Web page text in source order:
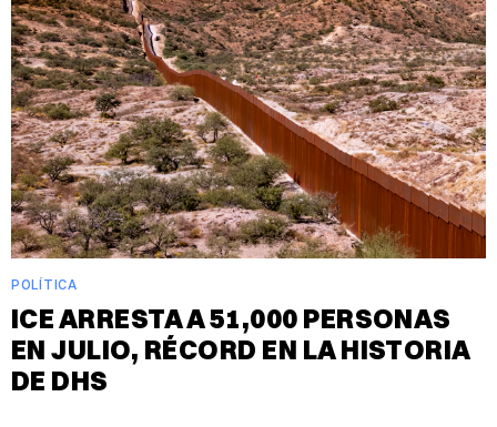
POLÍTICA
ICE ARRESTA A 51,000 PERSONAS
EN JULIO, RÉCORD EN LA HISTORIA
DE DHS